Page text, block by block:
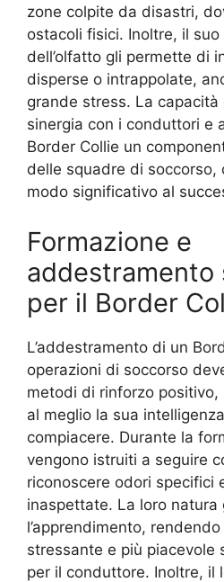
zone colpite da disastri,
ostacoli fisici. Inoltre, il
dell’olfatto gli permette di
disperse o intrappolate,
grande stress. La capacità
sinergia con i conduttori e
Border Collie un
delle squadre di soccorso,
modo significativo al
Formazione e
addestramento
per il Border
L’addestramento di un
operazioni di soccorso
metodi di rinforzo
al meglio la sua
compiacere. Durante la
vengono istruiti a seguire
riconoscere odori specifici
inaspettate. La loro natura
l’apprendimento,
stressante e più piacevole
per il conduttore. Inoltre, il